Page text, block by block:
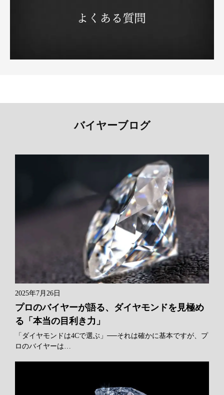
バイヤーブログ
2025年7月26日
プロのバイヤーが語る、ダイヤモンドを見極め
る「本当の目利き力」
「ダイヤモンドは4Cで選ぶ」──それは確かに基本ですが、プ
ロのバイヤーは…